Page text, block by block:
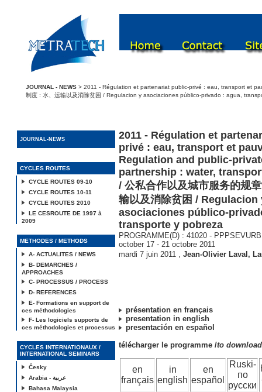
JOURNAL - NEWS > 2011 - Régulation et partenariat public-privé : eau, transport et
制度 : 水、运输以及消除贫困 / Regulacion y asociaciones público-privado : agua,
JOURNAL-NEWS
CYCLES ROUTES
CYCLE ROUTES 09-10
CYCLE ROUTES 10-11
CYCLE ROUTES 2010
LE CESROUTE DE 1997 à
2009
METHODES / METHODS
A- ACTUALITES / NEWS
B- DEMARCHES /
APPROACHES
C- PROCESSUS / PROCESS
D- REFERENCES
E- Formations en support de
ces méthodologies
F- Les logiciels supports de
ces méthodologies et processus
CYCLES INTERNATIONAUX /
INTERNATIONAL SEMINARS
Česky
Arabia - عربية
Bahasa Malaysia
2011 - Régulation et
privé : eau, transport et
Regulation and public-
partnership : water,
/ 公私合作以及城市服务的规
输以及消除贫困 / Regulacion
asociaciones público-
transporte y pobreza
PROGRAMME(D) : 41020 -
october 17 - 21 octobre 2011
mardi 7 juin 2011 , Jean-Olivier Laval ,
présentation en français
presentation in english
presentación en español
télécharger le programme /to
en
français
in
english
en
español
Ruski-
по
русски